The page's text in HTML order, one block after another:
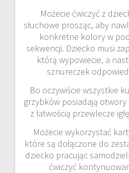
Możecie ćwiczyć z
słuchowe prosząc, aby
konkretne kolory w
sekwencji. Dziecko musi
którą wypowiecie, a
sznureczek
Bo oczywiście wszystkie
grzybków posiadają
z łatwością przewlecze
Możecie wykorzystać
które są dołączone do
dziecko pracując
ćwiczyć